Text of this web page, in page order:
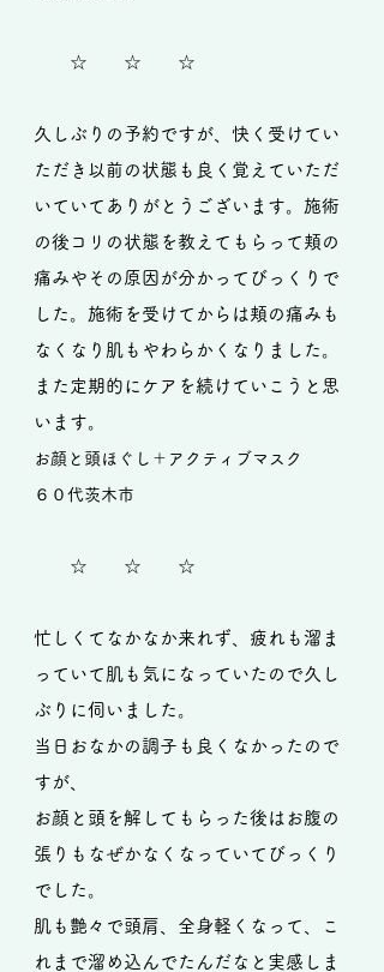
☆ ☆ ☆
久しぶりの予約ですが、快く受けてい
ただき以前の状態も良く覚えていただ
いていてありがとうございます。施術
の後コリの状態を教えてもらって頬の
痛みやその原因が分かってびっくりで
した。施術を受けてからは頬の痛みも
なくなり肌もやわらかくなりました。
また定期的にケアを続けていこうと思
います。
お顔と頭ほぐし＋アクティブマスク
６０代茨木市
☆ ☆ ☆
忙しくてなかなか来れず、疲れも溜ま
っていて肌も気になっていたので久し
ぶりに伺いました。
当日おなかの調子も良くなかったので
すが、
お顔と頭を解してもらった後はお腹の
張りもなぜかなくなっていてびっくり
でした。
肌も艶々で頭肩、全身軽くなって、こ
れまで溜め込んでたんだなと実感しま